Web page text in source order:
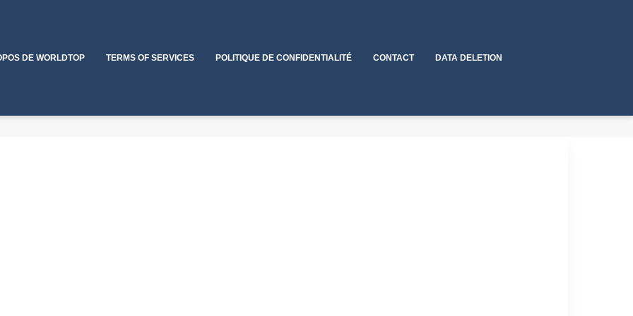
DE WORLDTOP TERMS OF SERVICES POLITIQUE DE CONFIDENTIALITÉ CONTACT DATA DELETION